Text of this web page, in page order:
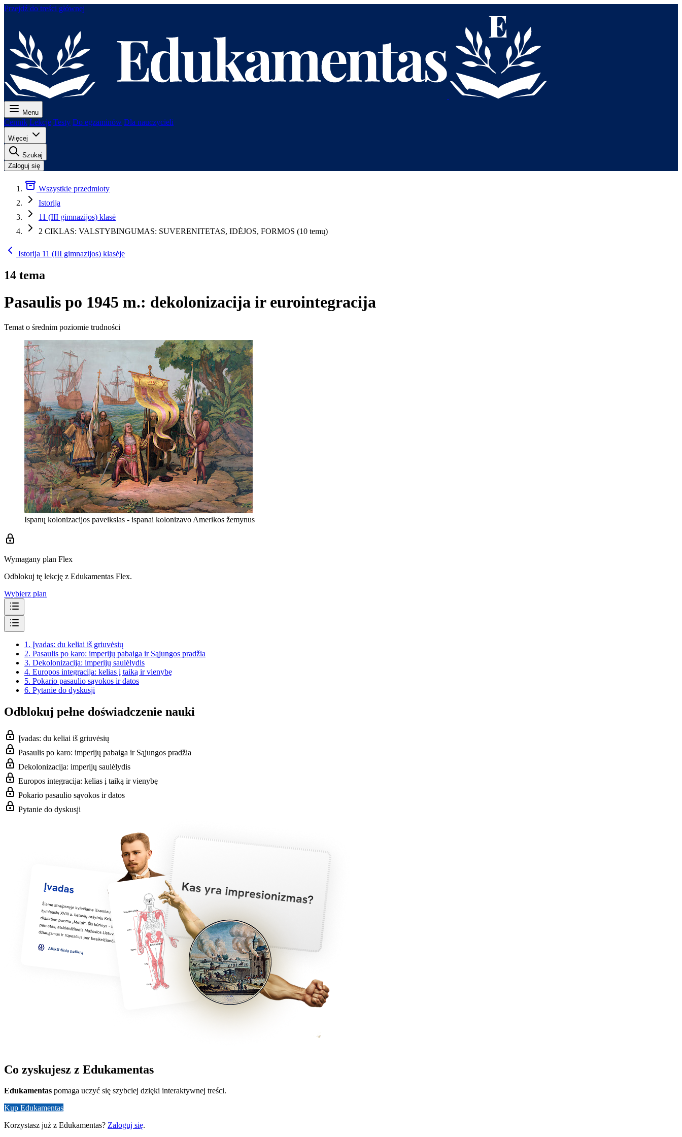
Przejdź do treści głównej
Menu
Cennik Lekcje Testy Do egzaminów Dla nauczycieli
Więcej
Szukaj
Zaloguj się
Wszystkie przedmioty
Istorija
11 (III gimnazijos) klasė
2 CIKLAS: VALSTYBINGUMAS: SUVERENITETAS, IDĖJOS, FORMOS (10 temų)
Istorija 11 (III gimnazijos) klasėje
14 tema
Pasaulis po 1945 m.: dekolonizacija ir eurointegracija
Temat o średnim poziomie trudności
Ispanų kolonizacijos paveikslas - ispanai kolonizavo Amerikos žemynus
Wymagany plan Flex
Odblokuj tę lekcję z Edukamentas Flex.
Wybierz plan
1. Įvadas: du keliai iš griuvėsių
2. Pasaulis po karo: imperijų pabaiga ir Sąjungos pradžia
3. Dekolonizacija: imperijų saulėlydis
4. Europos integracija: kelias į taiką ir vienybę
5. Pokario pasaulio sąvokos ir datos
6. Pytanie do dyskusji
Odblokuj pełne doświadczenie nauki
Įvadas: du keliai iš griuvėsių
Pasaulis po karo: imperijų pabaiga ir Sąjungos pradžia
Dekolonizacija: imperijų saulėlydis
Europos integracija: kelias į taiką ir vienybę
Pokario pasaulio sąvokos ir datos
Pytanie do dyskusji
Co zyskujesz z Edukamentas
Edukamentas pomaga uczyć się szybciej dzięki interaktywnej treści.
Kup Edukamentas
Korzystasz już z Edukamentas? Zaloguj się.